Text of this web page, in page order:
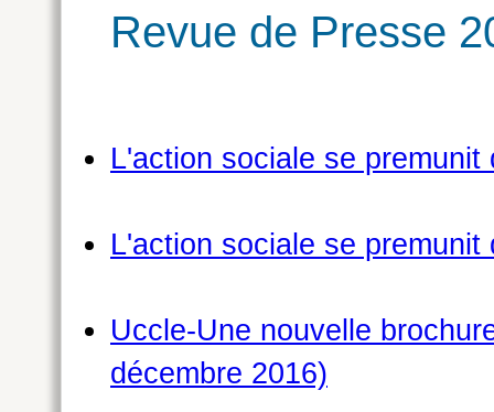
Revue de Presse
L'action sociale se
L'action sociale se
Uccle-Une nouvelle
décembre 2016)